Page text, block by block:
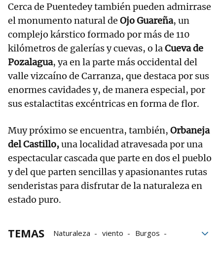
Cerca de Puentedey también pueden admirrase
el monumento natural de Ojo Guareña, un
complejo kárstico formado por más de 110
kilómetros de galerías y cuevas, o laCueva de
Pozalagua, ya en la parte más occidental del
valle vizcaíno de Carranza, que destaca por sus
enormes cavidades y, de manera especial, por
sus estalactitas excéntricas en forma de flor.
Muy próximo se encuentra, también, Orbaneja
del Castillo,una localidad atravesada por una
espectacular cascada que parte en dos el pueblo
y del que parten sencillas y apasionantes rutas
senderistas para disfrutar de la naturaleza en
estado puro.
TEMAS Naturaleza viento
Burgos